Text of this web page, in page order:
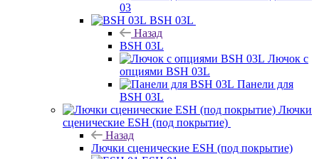
03
BSH 03L
Назад
BSH 03L
Лючок с
опциями BSH 03L
Панели для
BSH 03L
Лючки
сценические ESH (под покрытие)
Назад
Лючки сценические ESH (под покрытие)